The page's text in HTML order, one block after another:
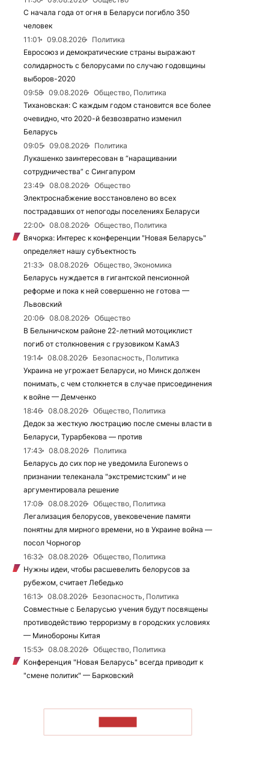
С начала года от огня в Беларуси погибло 350
человек
11:01
09.08.2026
Политика
Евросоюз и демократические страны выражают
солидарность с белорусами по случаю годовщины
выборов-2020
09:58
09.08.2026
Общество, Политика
Тихановская: С каждым годом становится все более
очевидно, что 2020-й безвозвратно изменил
Беларусь
09:05
09.08.2026
Политика
Лукашенко заинтересован в “наращивании
сотрудничества” с Сингапуром
23:49
08.08.2026
Общество
Электроснабжение восстановлено во всех
пострадавших от непогоды поселениях Беларуси
22:00
08.08.2026
Общество, Политика
Вячорка: Интерес к конференции "Новая Беларусь"
определяет нашу субъектность
21:33
08.08.2026
Общество, Экономика
Беларусь нуждается в гигантской пенсионной
реформе и пока к ней совершенно не готова —
Львовский
20:06
08.08.2026
Общество
В Белыничском районе 22-летний мотоциклист
погиб от столкновения с грузовиком КамАЗ
19:14
08.08.2026
Безопасность, Политика
Украина не угрожает Беларуси, но Минск должен
понимать, с чем столкнется в случае присоединения
к войне — Демченко
18:46
08.08.2026
Общество, Политика
Дедок за жесткую люстрацию после смены власти в
Беларуси, Турарбекова — против
17:43
08.08.2026
Политика
Беларусь до сих пор не уведомила Euronews о
признании телеканала "экстремистским" и не
аргументировала решение
17:08
08.08.2026
Общество, Политика
Легализация белорусов, увековечение памяти
понятны для мирного времени, но в Украине война —
посол Чорногор
16:32
08.08.2026
Общество, Политика
Нужны идеи, чтобы расшевелить белорусов за
рубежом, считает Лебедько
16:13
08.08.2026
Безопасность, Политика
Совместные с Беларусью учения будут посвящены
противодействию терроризму в городских условиях
— Минобороны Китая
15:53
08.08.2026
Общество, Политика
Конференция "Новая Беларусь" всегда приводит к
"смене политик" — Барковский